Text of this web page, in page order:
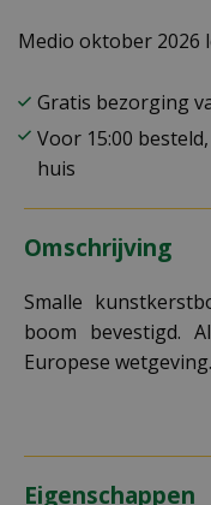
Medio oktober 2026
Gratis bezorging
Voor 15:00
huis
Omschrijving
Smalle
boom bevestigd.
Europese wetgeving.
Eigenschappen